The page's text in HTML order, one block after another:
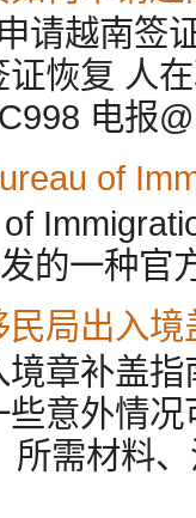
请越南签
证恢复 人
电报
of
的一种官
民局出入
境章补盖
些意外情
所需材料